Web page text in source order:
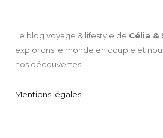
Le blog voyage & lifestyle de Célia &
explorons le monde en couple et
nos découvertes !
Mentions légales